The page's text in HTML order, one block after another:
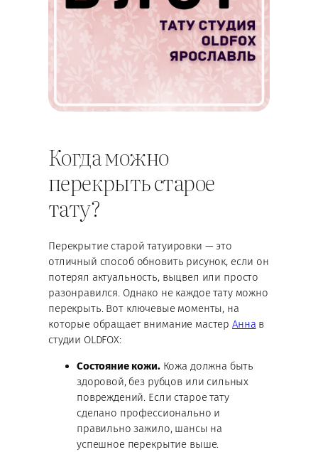
Когда можно
перекрыть старое
тату?
Перекрытие старой татуировки — это
отличный способ обновить рисунок, если он
потерял актуальность, выцвел или просто
разонравился. Однако не каждое тату можно
перекрыть. Вот ключевые моменты, на
которые обращает внимание мастерАнна в
студии OLDFOX:
Состояние кожи.Кожа должна быть
здоровой, без рубцов или сильных
повреждений. Если старое тату
сделано профессионально и
правильно зажило, шансы на
успешное перекрытие выше.